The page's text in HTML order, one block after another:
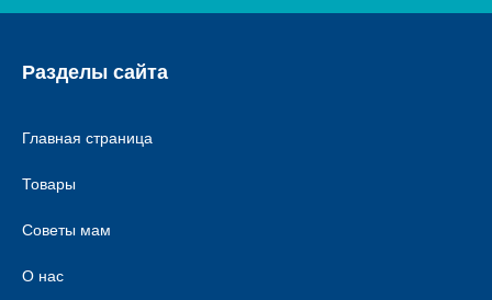
Разделы сайта
Главная страница
Товары
Советы мам
О нас